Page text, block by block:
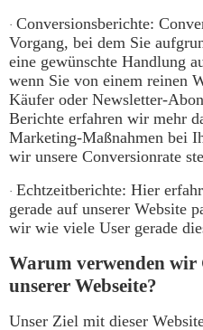
· Conversionsberichte:
Vorgang, bei dem Sie
eine gewünschte Handlung
wenn Sie von einem reinen
Käufer oder Newsletter-
Berichte erfahren wir mehr
Marketing-Maßnahmen bei
wir unsere Conversionrate
· Echtzeitberichte: Hier
gerade auf unserer Website
wir wie viele User gerade
Warum verwenden wir
unserer Webseite?
Unser Ziel mit dieser